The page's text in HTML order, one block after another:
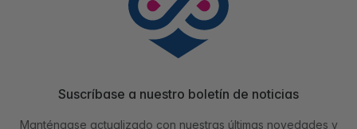
Suscríbase a nuestro boletín de noticias
Manténgase actualizado con nuestras últimas novedades y